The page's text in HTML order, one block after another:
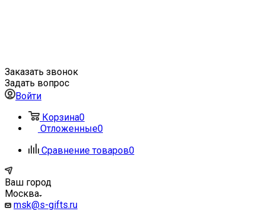
Заказать звонок
Задать вопрос
Войти
Корзина0
Отложенные0
Сравнение товаров0
Ваш город
Москва
msk@s-gifts.ru